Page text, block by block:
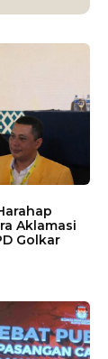
Aklamasi
Golkar